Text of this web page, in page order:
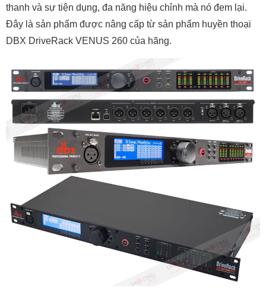
thanh và sự tiện dụng, đa năng hiệu chỉnh mà nó đem lại.
Đây là sản phẩm được nâng cấp từ sản phẩm huyền thoại
DBX DriveRack VENUS 260 của hãng.